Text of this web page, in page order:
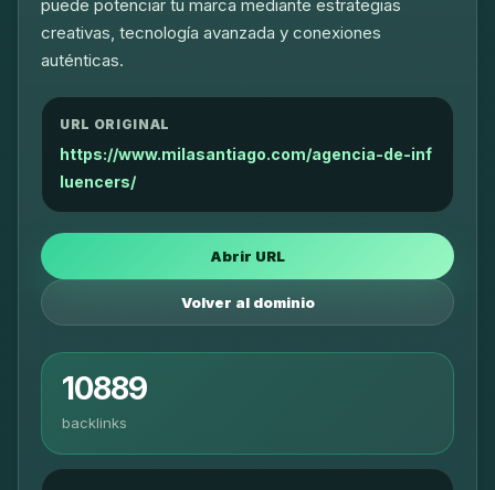
puede potenciar tu marca mediante estrategias
creativas, tecnología avanzada y conexiones
auténticas.
URL ORIGINAL
https://www.milasantiago.com/agencia-de-inf
luencers/
Abrir URL
Volver al dominio
10889
backlinks